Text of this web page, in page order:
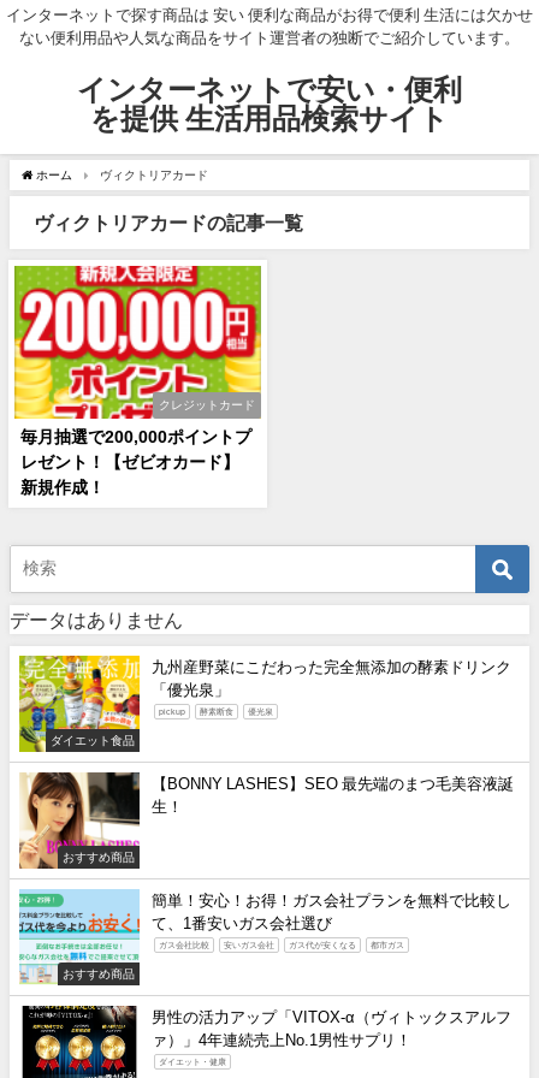
インターネットで探す商品は 安い 便利な商品がお得で便利 生活には欠かせ
ない便利用品や人気な商品をサイト運営者の独断でご紹介しています。
インターネットで安い・便利
を提供 生活用品検索サイト
ホーム ヴィクトリアカード
ヴィクトリアカードの記事一覧
クレジットカード
毎月抽選で200,000ポイントプ
レゼント！【ゼビオカード】
新規作成！
データはありません
ダイエット食品
九州産野菜にこだわった完全無添加の酵素ドリンク
「優光泉」
pickup 酵素断食 優光泉
おすすめ商品
【BONNY LASHES】SEO 最先端のまつ毛美容液誕
生！
おすすめ商品
簡単！安心！お得！ガス会社プランを無料で比較し
て、1番安いガス会社選び
ガス会社比較 安いガス会社 ガス代が安くなる 都市ガス
男性の活力アップ「VITOX-α（ヴィトックスアルフ
ァ）」4年連続売上No.1男性サプリ！
ダイエット・健康